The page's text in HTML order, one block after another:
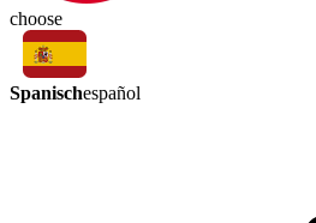
choose
Spanischespañol